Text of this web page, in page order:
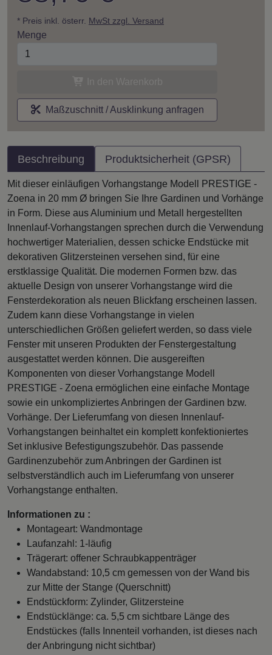
* Preis inkl. österr. MwSt zzgl. Versand
Menge
Maßzuschnitt / Ausklinkung anfragen
Beschreibung Produktsicherheit (GPSR)
Mit dieser einläufigen Vorhangstange Modell PRESTIGE -
Zoena in 20 mm Ø bringen Sie Ihre Gardinen und Vorhänge
in Form. Diese aus Aluminium und Metall hergestellten
Innenlauf-Vorhangstangen sprechen durch die Verwendung
hochwertiger Materialien, dessen schicke Endstücke mit
dekorativen Glitzersteinen versehen sind, für eine
erstklassige Qualität. Die modernen Formen bzw. das
aktuelle Design von unserer Vorhangstange wird die
Fensterdekoration als neuen Blickfang erscheinen lassen.
Zudem kann diese Vorhangstange in vielen
unterschiedlichen Größen geliefert werden, so dass viele
Fenster mit unseren Produkten der Fenstergestaltung
ausgestattet werden können. Die ausgereiften
Komponenten von dieser Vorhangstange Modell
PRESTIGE - Zoena ermöglichen eine einfache Montage
sowie ein unkompliziertes Anbringen der Gardinen bzw.
Vorhänge. Der Lieferumfang von diesen Innenlauf-
Vorhangstangen beinhaltet ein komplett konfektioniertes
Set inklusive Befestigungszubehör. Das passende
Gardinenzubehör zum Anbringen der Gardinen ist
selbstverständlich auch im Lieferumfang von unserer
Vorhangstange enthalten.
Informationen zu :
Montageart: Wandmontage
Laufanzahl: 1-läufig
Trägerart: offener Schraubkappenträger
Wandabstand: 10,5 cm gemessen von der Wand bis
zur Mitte der Stange (Querschnitt)
Endstückform: Zylinder, Glitzersteine
Endstücklänge: ca. 5,5 cm sichtbare Länge des
Endstückes (falls Innenteil vorhanden, ist dieses nach
der Anbringung nicht sichtbar)